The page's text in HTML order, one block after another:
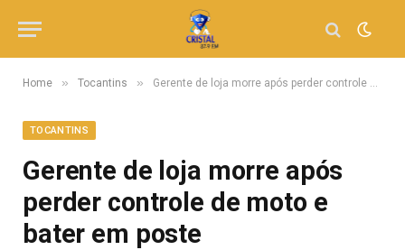
Home » Tocantins » Gerente de loja morre após perder controle de moto e bater em poste
TOCANTINS
Gerente de loja morre após
perder controle de moto e
bater em poste